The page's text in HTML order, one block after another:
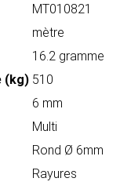
MT010821
mètre
16.2 gramme
(kg) 510
6 mm
Multi
Rond Ø 6mm
Rayures